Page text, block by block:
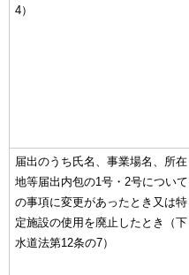
4）
届出のうち氏名、事業場名、所在
地等届出内包の1号・2号について
の事項に変更があったとき又は特
定施設の使用を廃止したとき（下
水道法第12条の7）